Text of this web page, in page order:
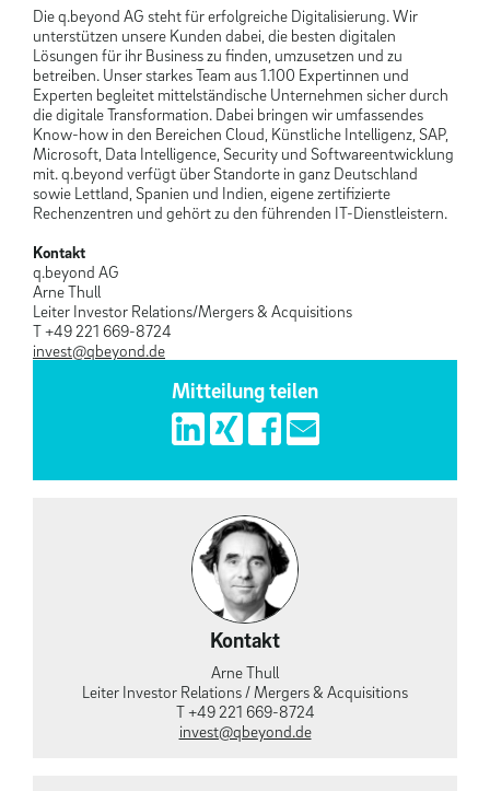
Die q.beyond AG steht für erfolgreiche Digitalisierung. Wir
unterstützen unsere Kunden dabei, die besten digitalen
Lösungen für ihr Business zu finden, umzusetzen und zu
betreiben. Unser starkes Team aus 1.100 Expertinnen und
Experten begleitet mittelständische Unternehmen sicher durch
die digitale Transformation. Dabei bringen wir umfassendes
Know-how in den Bereichen Cloud, Künstliche Intelligenz, SAP,
Microsoft, Data Intelligence, Security und Softwareentwicklung
mit. q.beyond verfügt über Standorte in ganz Deutschland
sowie Lettland, Spanien und Indien, eigene zertifizierte
Rechenzentren und gehört zu den führenden IT-Dienstleistern.
Kontakt
q.beyond AG
Arne Thull
Leiter Investor Relations/Mergers & Acquisitions
T +49 221 669-8724
invest@qbeyond.de
Mitteilung teilen
Kontakt
Arne Thull
Leiter Investor Relations / Mergers & Acquisitions
T +49 221 669-8724
invest@qbeyond.de